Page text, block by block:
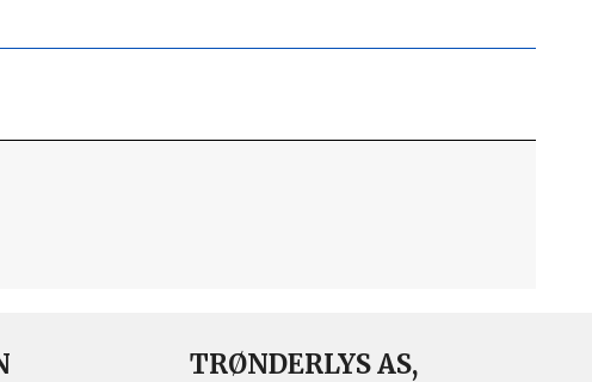
TRØNDERLYS AS,